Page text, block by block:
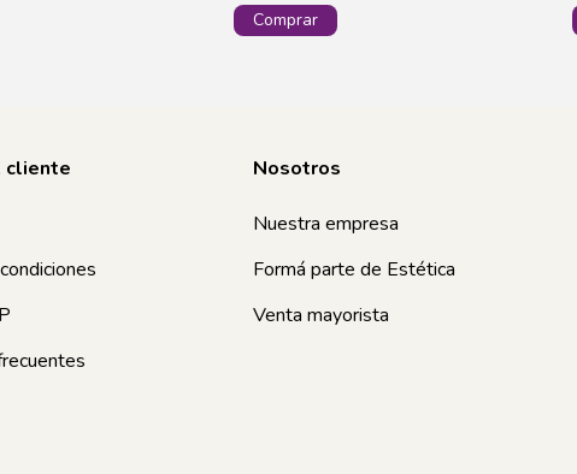
cliente Nosotros
Nuestra empresa
Formá parte de Estética
Venta mayorista